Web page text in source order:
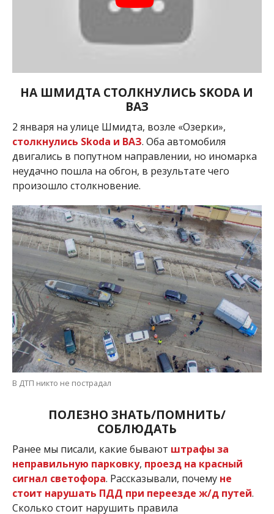
НА ШМИДТА СТОЛКНУЛИСЬ SKODA И
ВАЗ
2 января на улице Шмидта, возле «Озерки»,
столкнулись Skoda и ВАЗ. Оба автомобиля
двигались в попутном направлении, но иномарка
неудачно пошла на обгон, в результате чего
произошло столкновение.
В ДТП никто не пострадал
ПОЛЕЗНО ЗНАТЬ/ПОМНИТЬ/
СОБЛЮДАТЬ
Ранее мы писали, какие бывают штрафы за
неправильную парковку, проезд на красный
сигнал светофора. Рассказывали, почему не
стоит нарушать ПДД при переезде ж/д путей.
Сколько стоит нарушить правила